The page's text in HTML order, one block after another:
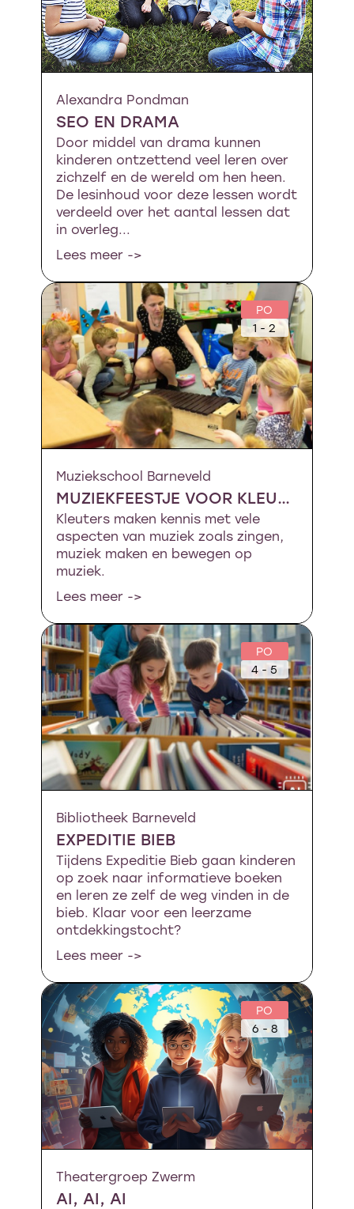
Alexandra Pondman
SEO EN DRAMA
Door middel van drama kunnen
kinderen ontzettend veel leren over
zichzelf en de wereld om hen heen.
De lesinhoud voor deze lessen wordt
verdeeld over het aantal lessen dat
in overleg...
Lees meer ->
PO
1 - 2
Muziekschool Barneveld
MUZIEKFEESTJE VOOR KLEUTERS
Kleuters maken kennis met vele
aspecten van muziek zoals zingen,
muziek maken en bewegen op
muziek.
Lees meer ->
PO
4 - 5
Bibliotheek Barneveld
EXPEDITIE BIEB
Tijdens Expeditie Bieb gaan kinderen
op zoek naar informatieve boeken
en leren ze zelf de weg vinden in de
bieb. Klaar voor een leerzame
ontdekkingstocht?
Lees meer ->
PO
6 - 8
Theatergroep Zwerm
AI, AI, AI